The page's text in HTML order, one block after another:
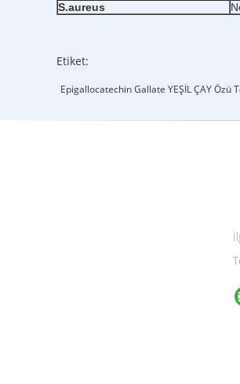
S.aureus
Etiket:
Epigallocatechin Gallate YEŞİL ÇAY Özü